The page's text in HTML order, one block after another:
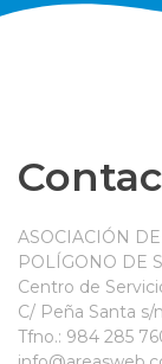
ASOCIACIÓN
POLÍGONO DE
Centro de
C/ Peña Santa s/
Tfno.: 984 285